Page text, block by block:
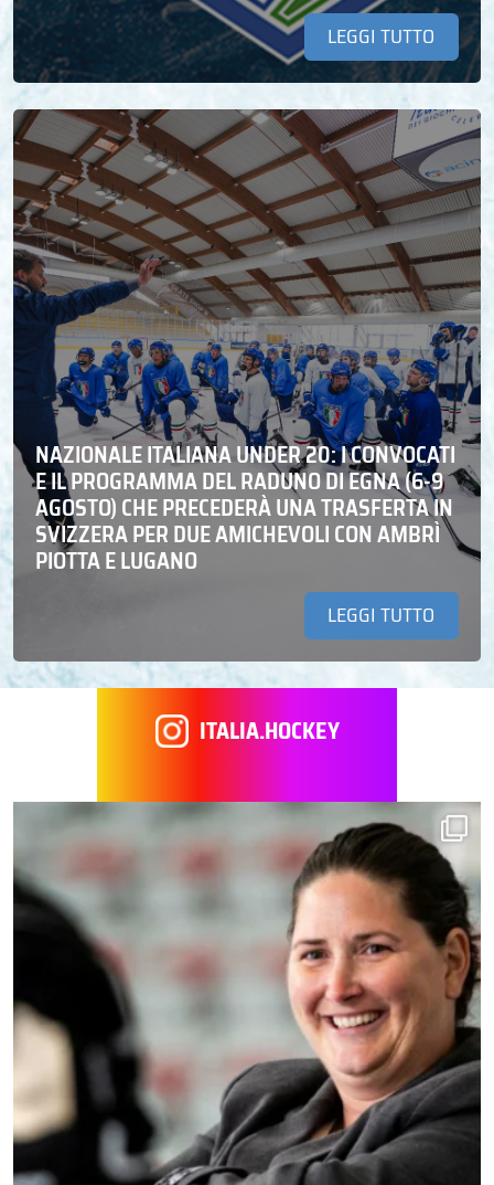
LEGGI TUTTO
NAZIONALE ITALIANA UNDER 20: I CONVOCATI
E IL PROGRAMMA DEL RADUNO DI EGNA (6-9
AGOSTO) CHE PRECEDERÀ UNA TRASFERTA IN
SVIZZERA PER DUE AMICHEVOLI CON AMBRÌ
PIOTTA E LUGANO
LEGGI TUTTO
ITALIA.HOCKEY